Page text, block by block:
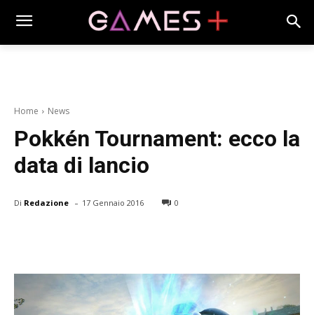
Home News
Pokkén Tournament: ecco la
data di lancio
Di Redazione - 17 Gennaio 2016 0